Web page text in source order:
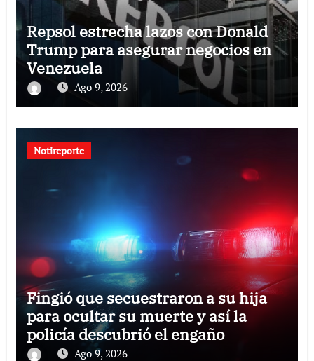
Repsol estrecha lazos con Donald
Trump para asegurar negocios en
Venezuela
Ago 9, 2026
Notireporte
Fingió que secuestraron a su hija
para ocultar su muerte y así la
policía descubrió el engaño
Ago 9, 2026